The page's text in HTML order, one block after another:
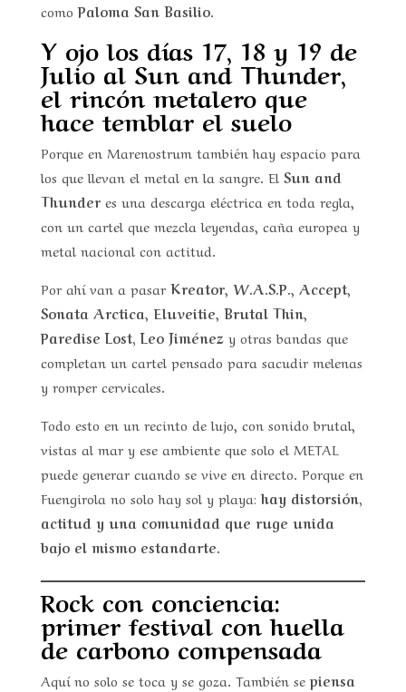
comoPaloma San Basilio.
Y ojo los días 17, 18 y 19 de
Julio al Sun and Thunder,
el rincón metalero que
hace temblar el suelo
Porque en Marenostrum también hay espacio para
los que llevan el metal en la sangre. El Sun and
Thunderes una descarga eléctrica en toda regla,
con un cartel que mezcla leyendas, caña europea y
metal nacional con actitud.
Por ahí van a pasar Kreator, W.A.S.P., Accept,
Sonata Arctica, Eluveitie, Brutal Thin,
Paredise Lost, Leo Jiménezy otras bandas que
completan un cartel pensado para sacudir melenas
y romper cervicales.
Todo esto en un recinto de lujo, con sonido brutal,
vistas al mar y ese ambiente que solo el METAL
puede generar cuando se vive en directo. Porque en
Fuengirola no solo hay sol y playa:hay distorsión,
actitud y una comunidad que ruge unida
bajo el mismo estandarte.
Rock con conciencia:
primer festival con huella
de carbono compensada
Aquí no solo se toca y se goza. También sepiensa